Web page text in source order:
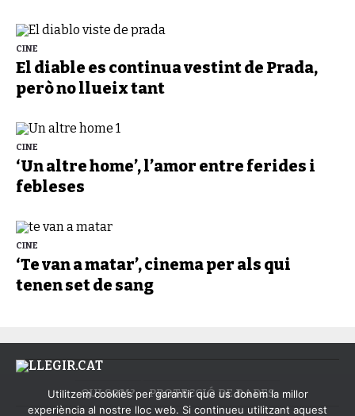
CINE
El diable es continua vestint de Prada,
però no llueix tant
CINE
‘Un altre home’, l’amor entre ferides i
febleses
CINE
‘Te van a matar’, cinema per als qui
tenen set de sang
QUI SOM? PROTECCIÓ DE DADES
Utilitzem cookies per garantir que us donem la millor
experiència al nostre lloc web. Si continueu utilitzant aquest